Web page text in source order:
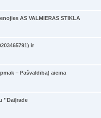
AS VALMIERAS STIKLA
ir
– Pašvaldība) aicina
''Daiļrade